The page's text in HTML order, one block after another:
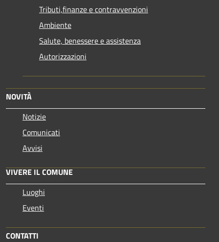
Tributi,finanze e contravvenzioni
Ambiente
Salute, benessere e assistenza
Autorizzazioni
NOVITÀ
Notizie
Comunicati
Avvisi
VIVERE IL COMUNE
Luoghi
Eventi
CONTATTI